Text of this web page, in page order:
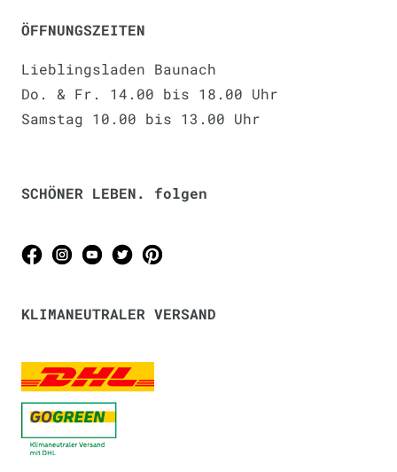
ÖFFNUNGSZEITEN
Lieblingsladen Baunach
Do. & Fr. 14.00 bis 18.00 Uhr
Samstag 10.00 bis 13.00 Uhr
SCHÖNER LEBEN. folgen
KLIMANEUTRALER VERSAND